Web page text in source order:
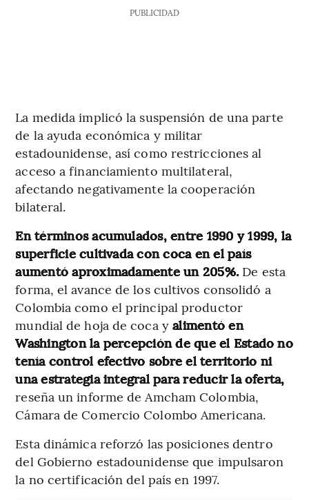
PUBLICIDAD
La medida implicó la suspensión de una parte
de la ayuda económica y militar
estadounidense, así como restricciones al
acceso a financiamiento multilateral,
afectando negativamente la cooperación
bilateral.
En términos acumulados, entre 1990 y 1999, la
superficie cultivada con coca en el país
aumentó aproximadamente un 205%. De esta
forma, el avance de los cultivos consolidó a
Colombia como el principal productor
mundial de hoja de coca yalimentó en
Washington la percepción de que el Estado no
tenía control efectivo sobre el territorio ni
una estrategia integral para reducir la oferta,
reseña un informe de Amcham Colombia,
Cámara de Comercio Colombo Americana.
Esta dinámica reforzó las posiciones dentro
del Gobierno estadounidense que impulsaron
la no certificación del país en 1997.